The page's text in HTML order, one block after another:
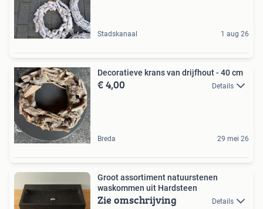
Stadskanaal 1 aug 26
Decoratieve krans van drijfhout - 40 cm
€ 4,00 Details
Breda 29 mei 26
Groot assortiment natuurstenen
waskommen uit Hardsteen
Zie omschrijving Details